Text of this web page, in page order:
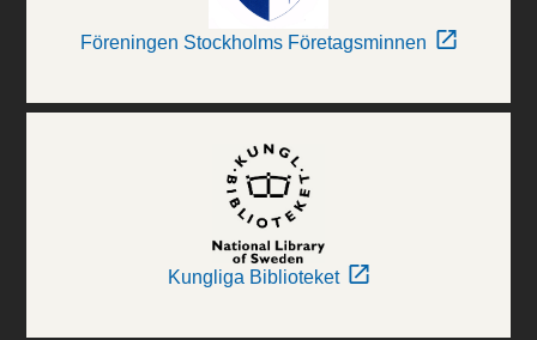
Föreningen Stockholms Företagsminnen
Kungliga Biblioteket